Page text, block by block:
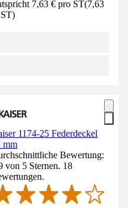
7,63 € pro ST(7,63
ST)
1174-25 Federdeckel
mm
Bewertung:
von 5 Sternen. 18